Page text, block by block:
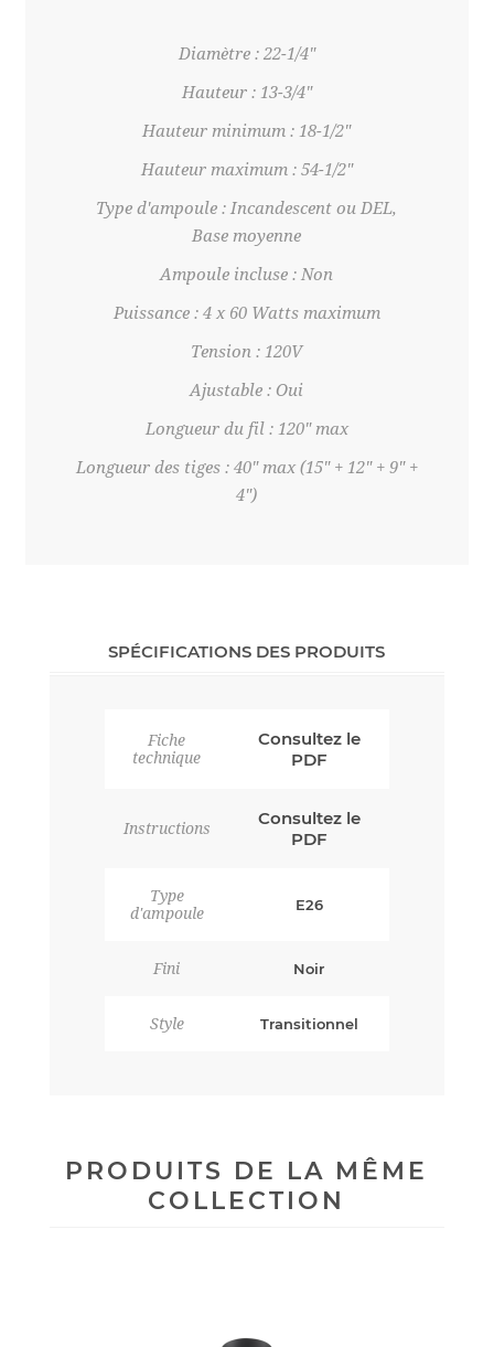
Diamètre : 22-1/4"
Hauteur : 13-3/4"
Hauteur minimum : 18-1/2"
Hauteur maximum : 54-1/2"
Type d'ampoule : Incandescent ou DEL,
Base moyenne
Ampoule incluse : Non
Puissance : 4 x 60 Watts maximum
Tension : 120V
Ajustable : Oui
Longueur du fil : 120" max
Longueur des tiges : 40" max (15" + 12" + 9" +
4")
SPÉCIFICATIONS DES PRODUITS
Fiche
technique
Consultez le
PDF
Instructions
Consultez le
PDF
Type
d'ampoule
E26
Fini Noir
Style Transitionnel
PRODUITS DE LA MÊME
COLLECTION